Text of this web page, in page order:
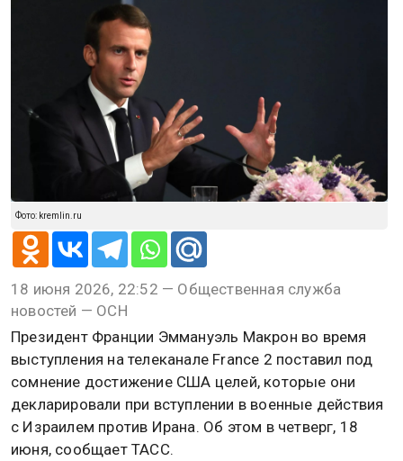
Фото: kremlin.ru
18 июня 2026, 22:52 — Общественная служба
новостей — ОСН
Президент Франции Эммануэль Макрон во время
выступления на телеканале France 2 поставил под
сомнение достижение США целей, которые они
декларировали при вступлении в военные действия
с Израилем против Ирана. Об этом в четверг, 18
июня, сообщает ТАСС.